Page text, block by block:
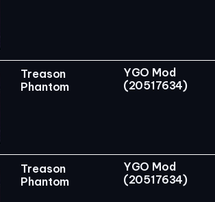
Treason
Phantom
YGO Mod
(20517634)
Treason
Phantom
YGO Mod
(20517634)